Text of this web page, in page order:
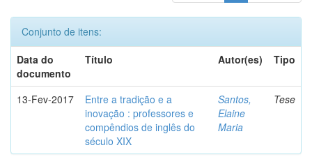
Conjunto de itens:
Data do
documento
Título Autor(es) Tipo
13-Fev-2017
Entre a tradição e a
inovação : professores e
compêndios de inglês do
século XIX
Santos,
Elaine
Maria
Tese